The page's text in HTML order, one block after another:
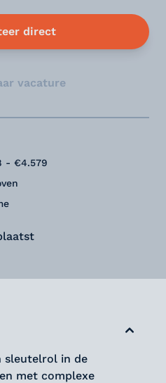
direct
vacature
- €4.579
sleutelrol in de
met complexe